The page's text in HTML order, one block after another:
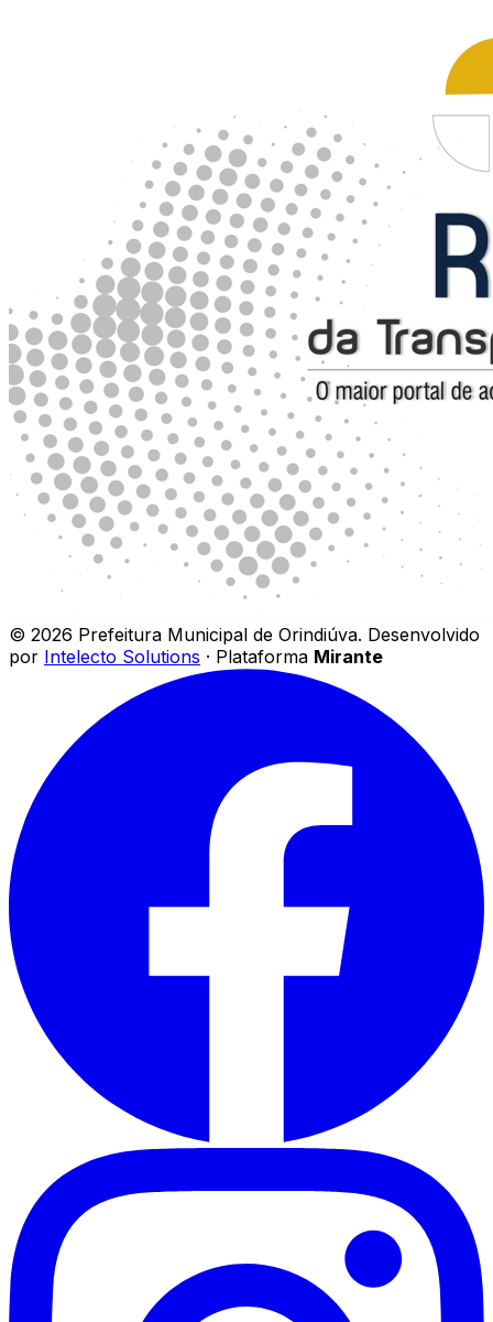
© 2026 Prefeitura Municipal de Orindiúva. Desenvolvido
por Intelecto Solutions · Plataforma Mirante